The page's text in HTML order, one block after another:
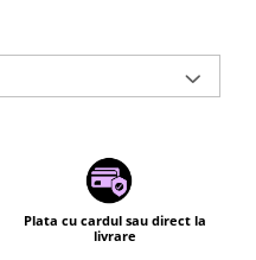
Plata cu cardul sau direct la
livrare